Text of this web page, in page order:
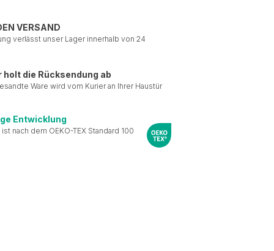
VERSAND
verlässt unser Lager innerhalb von 24
holt die Rücksendung ab
Ware wird vom Kurier an Ihrer Haustür
Entwicklung
nach dem OEKO-TEX Standard 100